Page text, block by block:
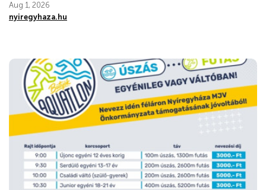
Aug 1, 2026
nyiregyhaza.hu